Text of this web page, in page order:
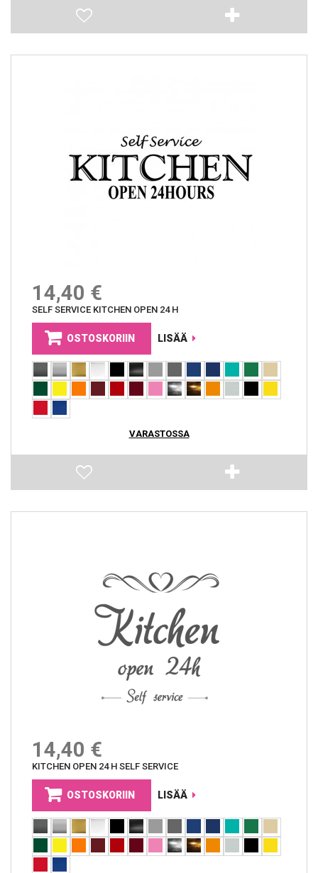
14,40 €
SELF SERVICE KITCHEN OPEN 24 H
OSTOSKORIIN LISÄÄ
VARASTOSSA
14,40 €
KITCHEN OPEN 24 H SELF SERVICE
OSTOSKORIIN LISÄÄ